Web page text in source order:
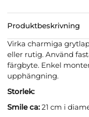
Produktbeskrivning
Virka charmiga
eller rutig. Använd
färgbyte. Enkel
upphängning.
Storlek:
Smile ca:21 cm i